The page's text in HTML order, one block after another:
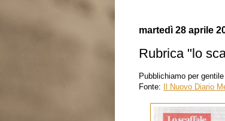
martedì 28 aprile
Rubrica "lo
Pubblichiamo per
Fonte: Il Nuovo Diario